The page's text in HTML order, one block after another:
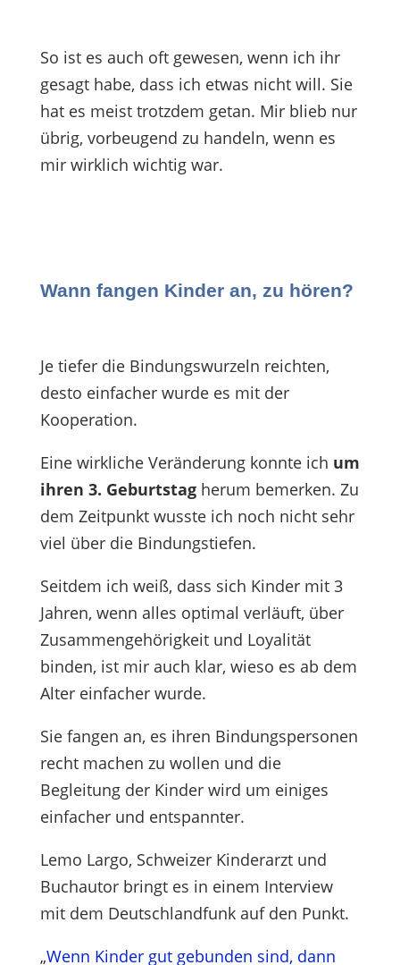
So ist es auch oft gewesen, wenn ich ihr
gesagt habe, dass ich etwas nicht will. Sie
hat es meist trotzdem getan. Mir blieb nur
übrig, vorbeugend zu handeln, wenn es
mir wirklich wichtig war.
Wann fangen Kinder an, zu hören?
Je tiefer die Bindungswurzeln reichten,
desto einfacher wurde es mit der
Kooperation.
Eine wirkliche Veränderung konnte ich um
ihren 3. Geburtstagherum bemerken. Zu
dem Zeitpunkt wusste ich noch nicht sehr
viel über die Bindungstiefen.
Seitdem ich weiß, dass sich Kinder mit 3
Jahren, wenn alles optimal verläuft, über
Zusammengehörigkeit und Loyalität
binden, ist mir auch klar, wieso es ab dem
Alter einfacher wurde.
Sie fangen an, es ihren Bindungspersonen
recht machen zu wollen und die
Begleitung der Kinder wird um einiges
einfacher und entspannter.
Lemo Largo, Schweizer Kinderarzt und
Buchautor bringt es in einem Interview
mit dem Deutschlandfunk auf den Punkt.
„Wenn Kinder gut gebunden sind, dann